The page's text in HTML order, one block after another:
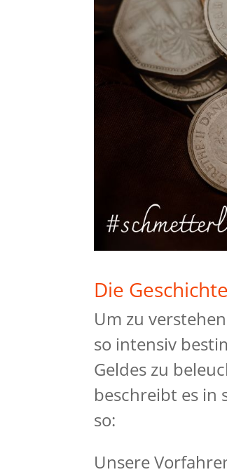
Die
Um zu
so intensiv
Geldes zu
beschreibt es in
so:
Unsere